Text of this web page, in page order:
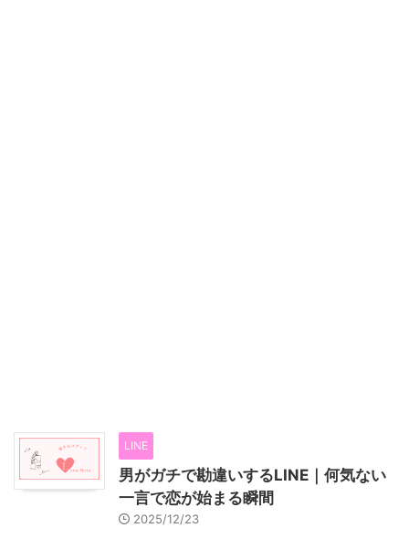
LINE
男がガチで勘違いするLINE｜何気ない
一言で恋が始まる瞬間
2025/12/23